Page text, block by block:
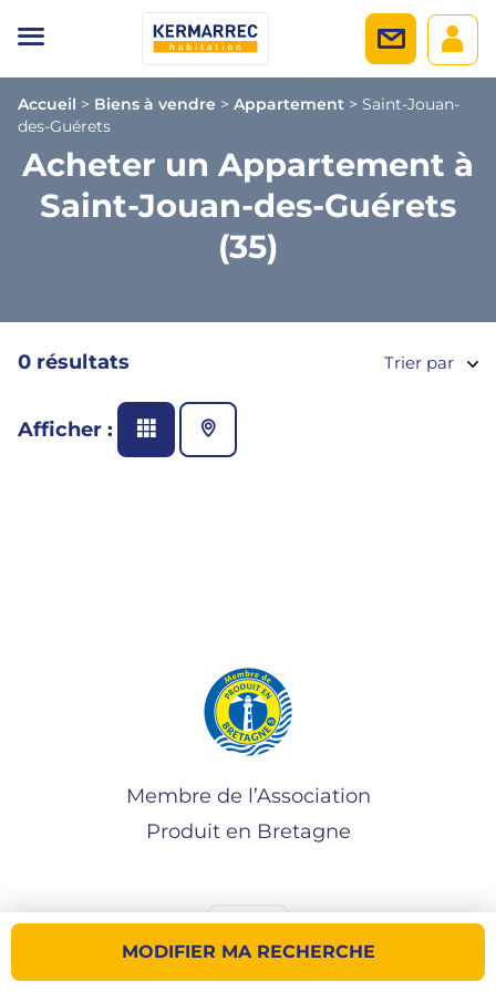
Accueil > Biens à vendre > Appartement > Saint-Jouan-
des-Guérets
Acheter un Appartement à
Saint-Jouan-des-Guérets
(35)
MODIFIER MA RECHERCHE
0 résultats Trier par
Afficher :
Membre de l’Association
Produit en Bretagne